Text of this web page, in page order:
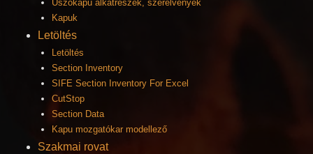
Úszókapu alkatrészek, szerelvények
Kapuk
Letöltés
Letöltés
Section Inventory
SIFE Section Inventory For Excel
CutStop
Section Data
Kapu mozgatókar modellező
Szakmai rovat